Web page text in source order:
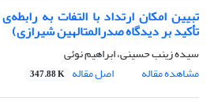
تبیین امکان ارتداد با التفات به
تأکید بر دیدگاه صدرالمتالهین شیرازی)
سیده زینب حسینی، ابراهیم نوئی
مشاهده مقاله
اصل مقاله 347.88 K